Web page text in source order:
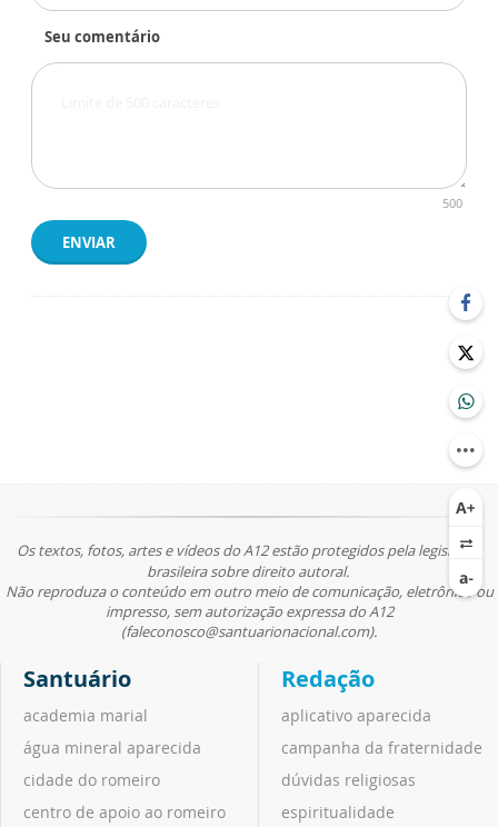
Seu comentário
500
ENVIAR
Os textos, fotos, artes e vídeos do A12 estão protegidos pela legislação
brasileira sobre direito autoral.
Não reproduza o conteúdo em outro meio de comunicação, eletrônico ou
impresso, sem autorização expressa do A12
(faleconosco@santuarionacional.com).
Santuário
academia marial
água mineral aparecida
cidade do romeiro
centro de apoio ao romeiro
Redação
aplicativo aparecida
campanha da fraternidade
dúvidas religiosas
espiritualidade